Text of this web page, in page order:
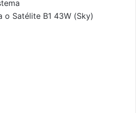
o Satélite B1 43W (Sky)